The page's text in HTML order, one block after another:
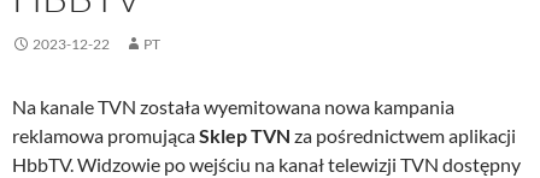
2023-12-22 PT
Na kanale TVN została wyemitowana nowa kampania
reklamowa promującaSklep TVN za pośrednictwem aplikacji
HbbTV. Widzowie po wejściu na kanał telewizji TVN dostępny